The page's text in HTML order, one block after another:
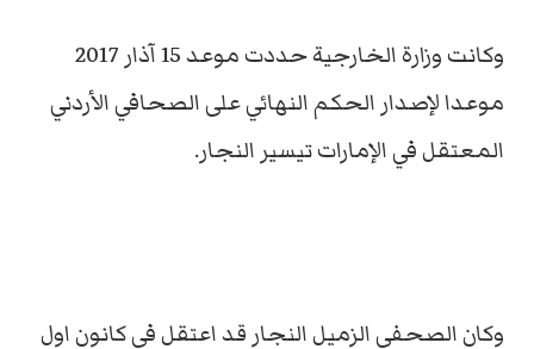
وكانت وزارة الخارجية حددت موعد 15 آذار 2017
موعدا لإصدار الحكم النهائي على الصحافي الأردني
المعتقل في الإمارات تيسير النجار.
وكان الصحفي الزميل النجار قد اعتقل في كانون اول